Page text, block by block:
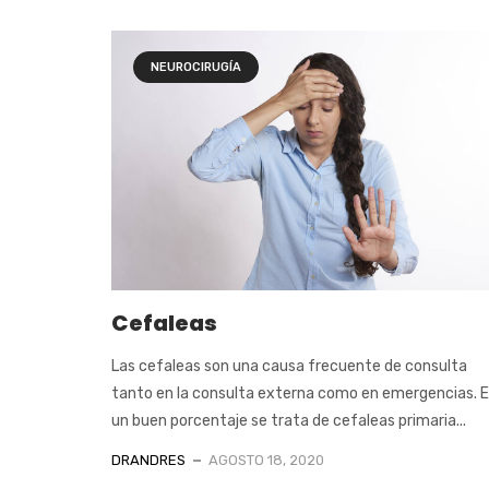
NEUROCIRUGÍA
Cefaleas
Las cefaleas son una causa frecuente de consulta
tanto en la consulta externa como en emergencias.
un buen porcentaje se trata de cefaleas primaria...
DRANDRES AGOSTO 18, 2020